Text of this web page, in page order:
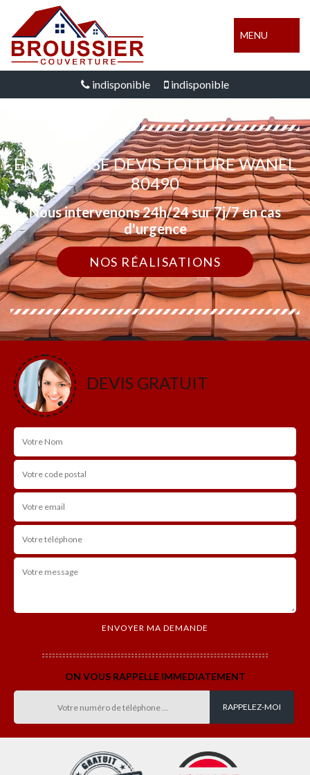
MENU
indisponible indisponible
ENTREPRISE DEVIS TOITURE WANEL
80490
Nous intervenons 24h/24 sur 7j/7 en cas
d'urgence
NOS RÉALISATIONS
DEVIS GRATUIT
ON VOUS RAPPELLE IMMEDIATEMENT